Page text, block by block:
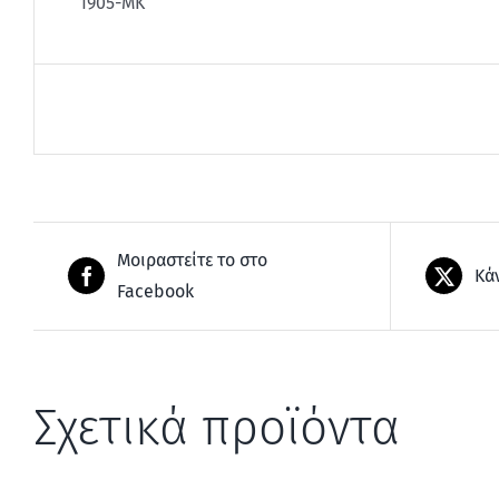
Μοιραστείτε το στο
Facebook
Σχετικά προϊόντα